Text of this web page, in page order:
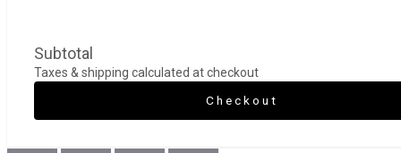
Subtotal
Taxes & shipping calculated at checkout
Checkout